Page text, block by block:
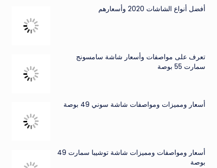
أفضل أنواع الشاشات 2020 وأسعارهم
تعرف على مواصفات وأسعار شاشة سامسونج
سمارت 55 بوصة
أسعار ومميزات ومواصفات شاشة سوني 49 بوصة
أسعار ومواصفات ومميزات شاشة توشيبا سمارت 49
بوصة